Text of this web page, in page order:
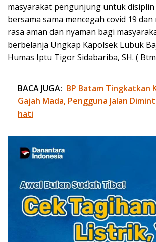
masyarakat pengunjung untuk disiplin
bersama sama mencegah covid 19
rasa aman dan nyaman bagi
berbelanja Ungkap Kapolsek Lubuk
Humas Iptu Tigor Sidabariba, SH. (
BACA JUGA: BP Batam Tingkatkan
Gajah Mada, Pengguna Jalan
hati